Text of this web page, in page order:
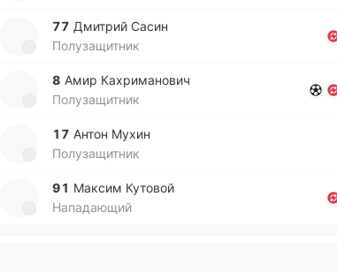
77 Дми­трий Сасин
Полузащитник
8 Амир Ка­хри­ма­но­вич
Полузащитник
17 Антон Мухин
Полузащитник
91 Максим Ку­то­вой
Нападающий